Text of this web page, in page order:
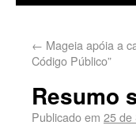
← Mageia apóia a
Código Público”
Resumo
Publicado em 25 de